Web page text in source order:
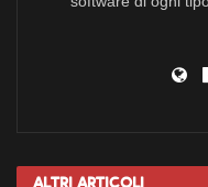
Altri Articoli